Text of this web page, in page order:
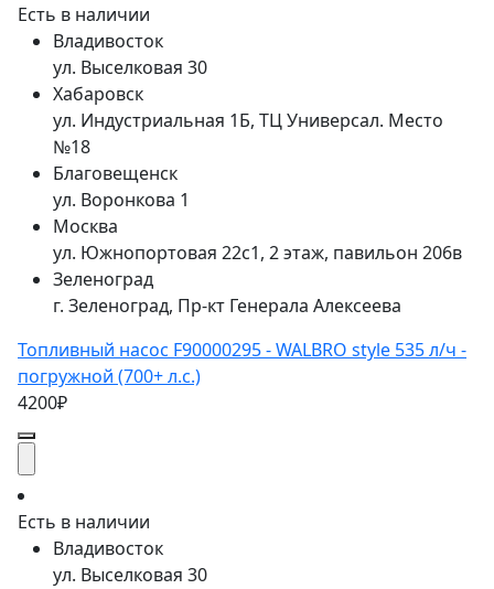
Есть в наличии
Владивосток
ул. Выселковая 30
Хабаровск
ул. Индустриальная 1Б, ТЦ Универсал. Место
№18
Благовещенск
ул. Воронкова 1
Москва
ул. Южнопортовая 22с1, 2 этаж, павильон 206в
Зеленоград
г. Зеленоград, Пр-кт Генерала Алексеева
Топливный насос F90000295 - WALBRO style 535 л/ч -
погружной (700+ л.с.)
4200₽
Есть в наличии
Владивосток
ул. Выселковая 30